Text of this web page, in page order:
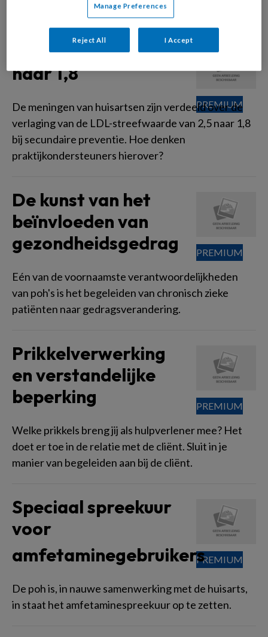
mensen last van hebben.
Discussie rond LDL
naar 1,8
De meningen van huisartsen zijn verdeeld over de
verlaging van de LDL-streefwaarde van 2,5 naar 1,8
bij secundaire preventie. Hoe denken
praktijkondersteuners hierover?
De kunst van het
beïnvloeden van
gezondheidsgedrag
Eén van de voornaamste verantwoordelijkheden
van poh's is het begeleiden van chronisch zieke
patiënten naar gedragsverandering.
Prikkelverwerking
en verstandelijke
beperking
Welke prikkels breng jij als hulpverlener mee? Het
doet er toe in de relatie met de cliënt. Sluit in je
manier van begeleiden aan bij de cliënt.
Speciaal spreekuur
voor
amfetaminegebruikers
De poh is, in nauwe samenwerking met de huisarts,
in staat het amfetaminespreekuur op te zetten.
Manage Preferences
Reject All I Accept